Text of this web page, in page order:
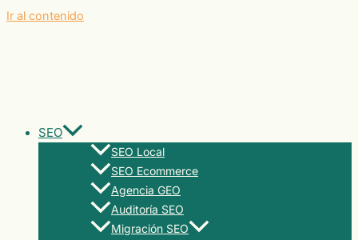
Ir al contenido
SEO
SEO Local
SEO Ecommerce
Agencia GEO
Auditoría SEO
Migración SEO